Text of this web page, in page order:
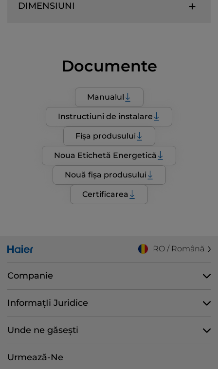
DIMENSIUNI
Documente
Manualul
Instructiuni de instalare
Fișa produsului
Noua Etichetă Energetică
Nouă fișa produsului
Certificarea
RO / Română
Companie
InformațIi Juridice
Unde ne găsești
Urmează-Ne